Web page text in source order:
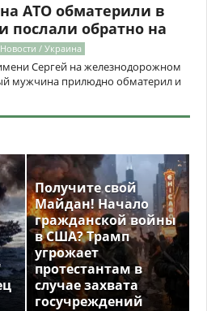
АТО обматерили в
послали обратно на
Новости / Украина
Сергей на железнодорожном
мужчина прилюдно обматерил и
Получите свой
Майдан! Начало
гражданской войны
в США? Трамп
угрожает
протестантам в
случае захвата
госучреждений